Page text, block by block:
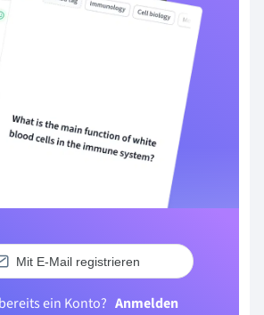
Mit E-Mail registrieren
ein Konto? Anmelden